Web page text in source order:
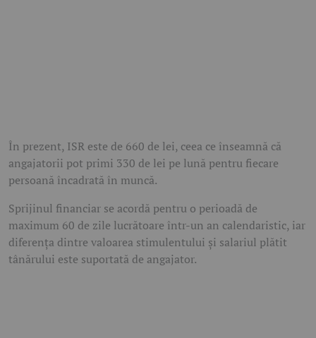
În prezent, ISR este de 660 de lei, ceea ce înseamnă că
angajatorii pot primi 330 de lei pe lună pentru fiecare
persoană încadrată în muncă.
Sprijinul financiar se acordă pentru o perioadă de
maximum 60 de zile lucrătoare într-un an calendaristic, iar
diferența dintre valoarea stimulentului și salariul plătit
tânărului este suportată de angajator.